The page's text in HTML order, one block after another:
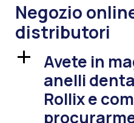
Negozio
distributori
a
Avete in
anelli
Rollix e